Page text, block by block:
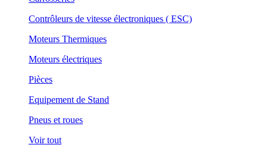
Contrôleurs de vitesse électroniques ( ESC)
Moteurs Thermiques
Moteurs électriques
Pièces
Equipement de Stand
Pneus et roues
Voir tout